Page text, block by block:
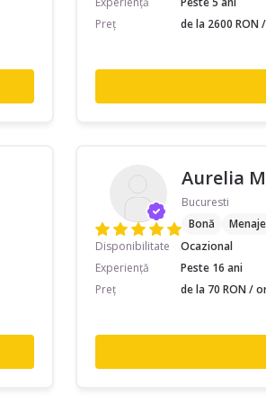
Preț
de la 2600 RON
Aurelia M
Bucuresti
Bonă
Disponibilitate
Ocazional
Experiență
Peste 16 ani
Preț
de la 70 RON /